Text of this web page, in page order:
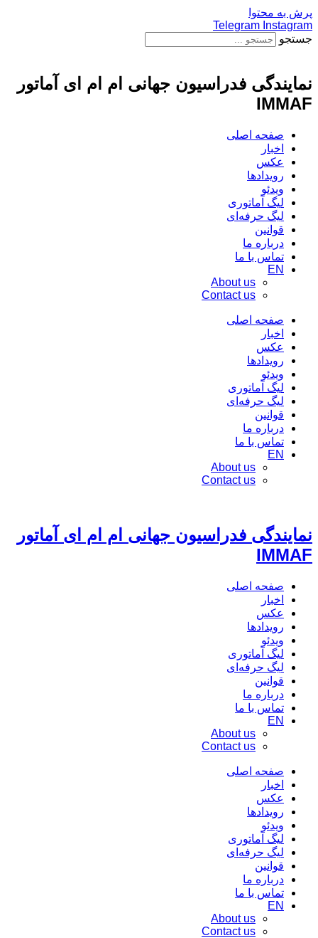
پرش به محتوا
Telegram Instagram
جستجو
نمایندگی فدراسیون جهانی ام ام ای آماتور
IMMAF
صفحه اصلی
اخبار
عکس
رویدادها
ویدئو
لیگ آماتوری
لیگ حرفه‌ای
قوانین
درباره ما
تماس با ما
EN
About us
Contact us
صفحه اصلی
اخبار
عکس
رویدادها
ویدئو
لیگ آماتوری
لیگ حرفه‌ای
قوانین
درباره ما
تماس با ما
EN
About us
Contact us
نمایندگی فدراسیون جهانی ام ام ای آماتور
IMMAF
صفحه اصلی
اخبار
عکس
رویدادها
ویدئو
لیگ آماتوری
لیگ حرفه‌ای
قوانین
درباره ما
تماس با ما
EN
About us
Contact us
صفحه اصلی
اخبار
عکس
رویدادها
ویدئو
لیگ آماتوری
لیگ حرفه‌ای
قوانین
درباره ما
تماس با ما
EN
About us
Contact us